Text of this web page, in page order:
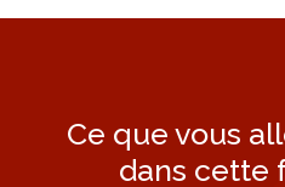
Ce que vous
dans cette